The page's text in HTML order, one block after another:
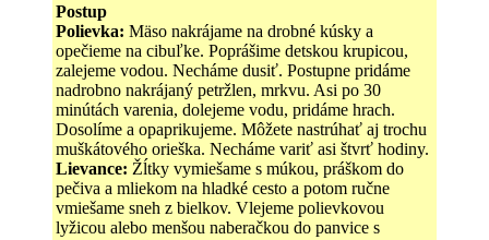
Postup
Polievka: Mäso nakrájame na drobné kúsky a
opečieme na cibuľke. Poprášime detskou krupicou,
zalejeme vodou. Necháme dusiť. Postupne pridáme
nadrobno nakrájaný petržlen, mrkvu. Asi po 30
minútách varenia, dolejeme vodu, pridáme hrach.
Dosolíme a opaprikujeme. Môžete nastrúhať aj trochu
muškátového orieška. Necháme variť asi štvrť hodiny.
Lievance: Žĺtky vymiešame s múkou, práškom do
pečiva a mliekom na hladké cesto a potom ručne
vmiešame sneh z bielkov. Vlejeme polievkovou
lyžicou alebo menšou naberačkou do panvice s